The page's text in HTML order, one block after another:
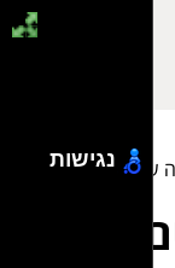
של ההזדמנויות!
נגישות